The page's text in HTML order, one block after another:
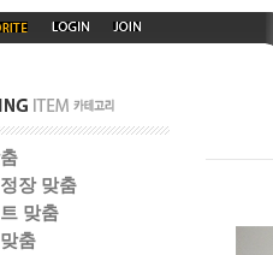
장 맞춤
맞춤
춤